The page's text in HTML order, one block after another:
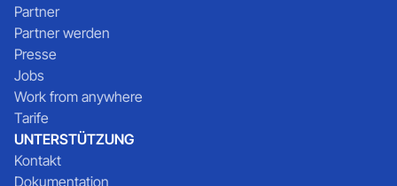
Partner
Partner werden
Presse
Jobs
Work from anywhere
Tarife
UNTERSTÜTZUNG
Kontakt
Dokumentation